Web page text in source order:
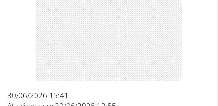
30/06/2026 15:41